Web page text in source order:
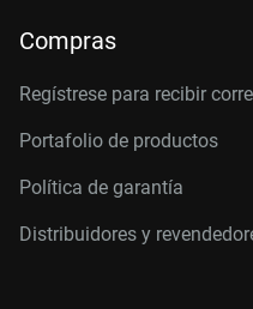
Compras
Regístrese para recibir
Portafolio de productos
Política de garantía
Distribuidores y